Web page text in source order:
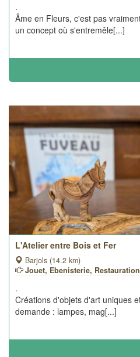
.
Âme en Fleurs, c'est pas
un concept où s'entremêle[...]
L'Atelier entre Bois et Fer
Barjols (14.2 km)
Jouet, Ebenisterie,
.
Créations d'objets d'art uniques
demande : lampes, mag[...]